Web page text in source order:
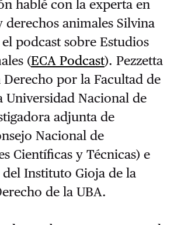
hablé con la experta en
derechos animales Silvina
podcast sobre Estudios
(ECA Podcast). Pezzetta
Derecho por la Facultad de
Universidad Nacional de
adjunta de
Nacional de
Científicas y Técnicas) e
Instituto Gioja de la
de la UBA.